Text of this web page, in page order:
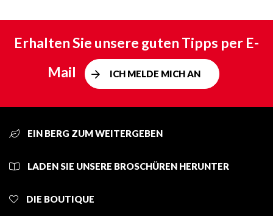
Erhalten Sie unsere guten Tipps per E-
Mail
ICH MELDE MICH AN
EIN BERG ZUM WEITERGEBEN
LADEN SIE UNSERE BROSCHÜREN HERUNTER
DIE BOUTIQUE